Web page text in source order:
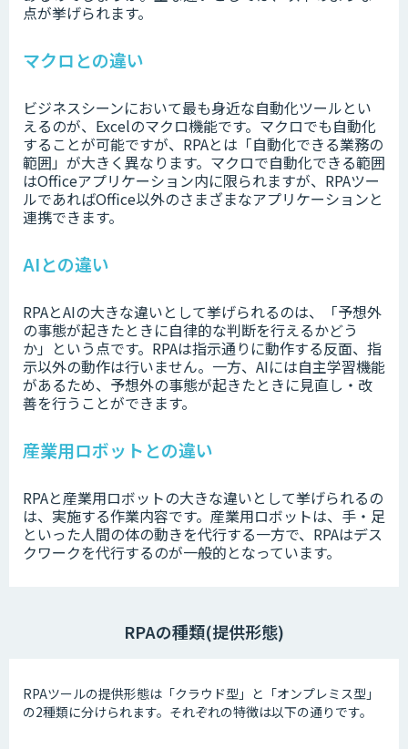
点が挙げられます。
マクロとの違い
ビジネスシーンにおいて最も身近な自動化ツールとい
えるのが、Excelのマクロ機能です。マクロでも自動化
することが可能ですが、RPAとは「自動化できる業務の
範囲」が大きく異なります。マクロで自動化できる範囲
はOfficeアプリケーション内に限られますが、RPAツー
ルであればOffice以外のさまざまなアプリケーションと
連携できます。
AIとの違い
RPAとAIの大きな違いとして挙げられるのは、「予想外
の事態が起きたときに自律的な判断を行えるかどう
か」という点です。RPAは指示通りに動作する反面、指
示以外の動作は行いません。一方、AIには自主学習機能
があるため、予想外の事態が起きたときに見直し・改
善を行うことができます。
産業用ロボットとの違い
RPAと産業用ロボットの大きな違いとして挙げられるの
は、実施する作業内容です。産業用ロボットは、手・足
といった人間の体の動きを代行する一方で、RPAはデス
クワークを代行するのが一般的となっています。
RPAの種類(提供形態)
RPAツールの提供形態は「クラウド型」と「オンプレミス型」
の2種類に分けられます。それぞれの特徴は以下の通りです。